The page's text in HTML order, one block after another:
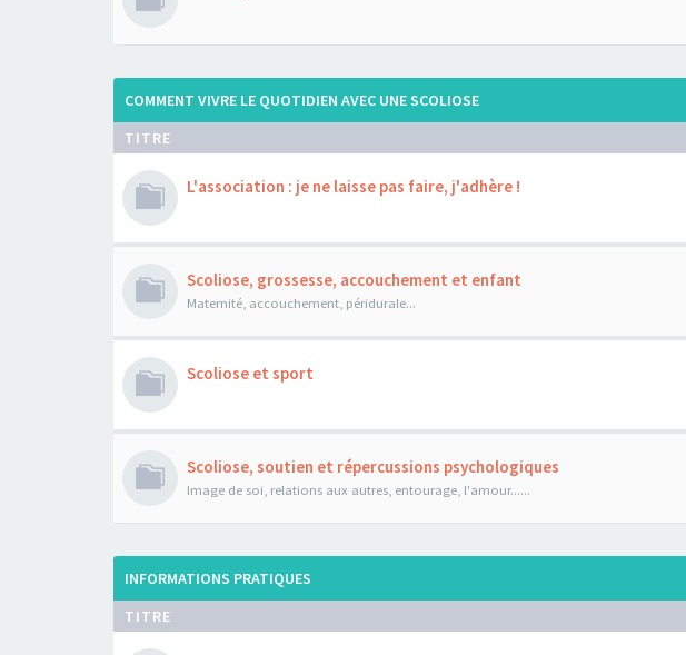
COMMENT VIVRE LE QUOTIDIEN AVEC UNE SCOLIOSE
TITRE
L'association : je ne laisse pas faire, j'adhère !
Scoliose, grossesse, accouchement et enfant
Maternité, accouchement, péridurale...
Scoliose et sport
Scoliose, soutien et répercussions psychologiques
Image de soi, relations aux autres, entourage, l'amour......
INFORMATIONS PRATIQUES
TITRE